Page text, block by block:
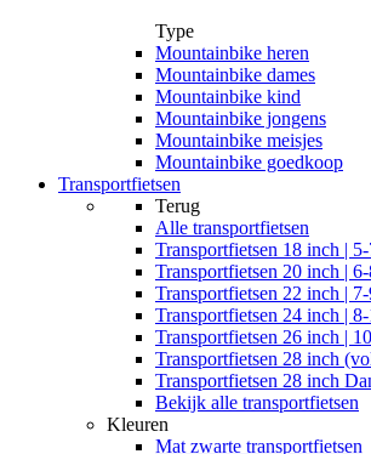
Type
Mountainbike heren
Mountainbike dames
Mountainbike kind
Mountainbike jongens
Mountainbike meisjes
Mountainbike goedkoop
Transportfietsen
Terug
Alle transportfietsen
Transportfietsen 18 inch |
Transportfietsen 20 inch |
Transportfietsen 22 inch |
Transportfietsen 24 inch |
Transportfietsen 26 inch |
Transportfietsen 28 inch
Transportfietsen 28 inch
Bekijk alle transportfietsen
Kleuren
Mat zwarte transportfietsen